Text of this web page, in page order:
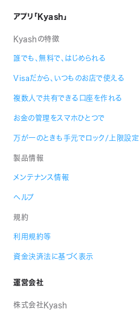
アプリ「Kyash」
Kyashの特徴
誰でも、無料で、はじめられる
Visaだから、いつものお店で使える
複数人で共有できる口座を作れる
お金の管理をスマホひとつで
万が一のときも手元でロック/上限設定
製品情報
メンテナンス情報
ヘルプ
規約
利用規約等
資金決済法に基づく表示
運営会社
株式会社Kyash